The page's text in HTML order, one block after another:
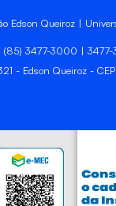
Edson Queiroz |
(85) 3477-3000 |
- Edson Queiroz -